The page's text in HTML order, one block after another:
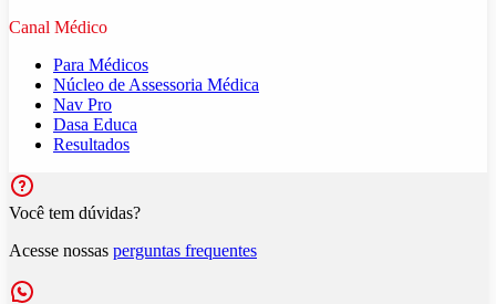
Canal Médico
Para Médicos
Núcleo de Assessoria Médica
Nav Pro
Dasa Educa
Resultados
Você tem dúvidas?
Acesse nossas perguntas frequentes